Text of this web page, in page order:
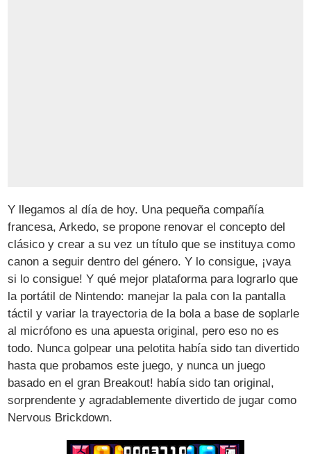
Y llegamos al día de hoy. Una pequeña compañía
francesa, Arkedo, se propone renovar el concepto del
clásico y crear a su vez un título que se instituya como
canon a seguir dentro del género. Y lo consigue, ¡vaya
si lo consigue! Y qué mejor plataforma para lograrlo que
la portátil de Nintendo: manejar la pala con la pantalla
táctil y variar la trayectoria de la bola a base de soplarle
al micrófono es una apuesta original, pero eso no es
todo. Nunca golpear una pelotita había sido tan divertido
hasta que probamos este juego, y nunca un juego
basado en el gran Breakout! había sido tan original,
sorprendente y agradablemente divertido de jugar como
Nervous Brickdown.